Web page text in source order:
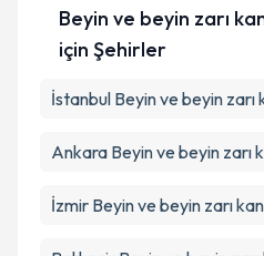
Kişisel verilerimin
'ni okudum ve
kapsamda işlenmesini
Beyin ve beyin zarı
için Şehirler
İstanbul Beyin ve beyin zarı
Ankara Beyin ve beyin zarı
İzmir Beyin ve beyin zarı